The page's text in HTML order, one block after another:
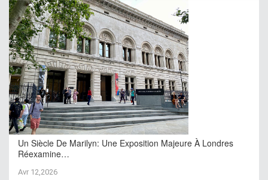
Un Siècle De Marilyn: Une Exposition Majeure À Londres
Réexamine…
Avr 12,2026